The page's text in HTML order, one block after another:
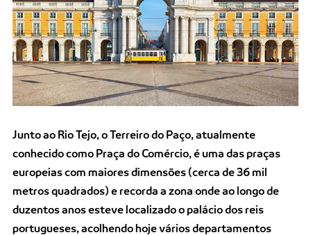
Junto ao Rio Tejo, o Terreiro do Paço, atualmente
conhecido como Praça do Comércio, é uma das praças
europeias com maiores dimensões (cerca de 36 mil
metros quadrados) e recorda a zona onde ao longo de
duzentos anos esteve localizado o palácio dos reis
portugueses, acolhendo hoje vários departamentos